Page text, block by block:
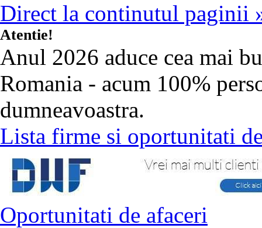
Direct la continutul paginii
Atentie!
Anul 2026 aduce cea mai
Romania - acum 100%
dumneavoastra.
Lista firme si oportunitati
Oportunitati de afaceri